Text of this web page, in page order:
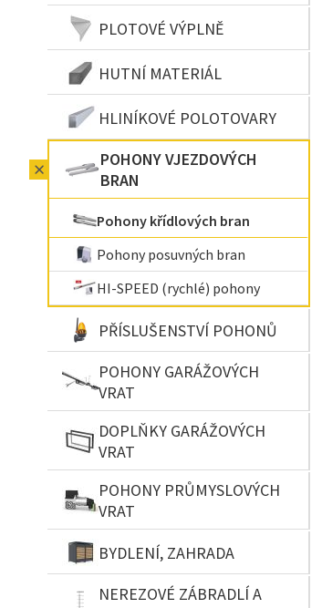
PLOTOVÉ VÝPLNĚ
HUTNÍ MATERIÁL
HLINÍKOVÉ POLOTOVARY
POHONY VJEZDOVÝCH
BRAN
Pohony křídlových bran
Pohony posuvných bran
HI-SPEED (rychlé) pohony
PŘÍSLUŠENSTVÍ POHONŮ
POHONY GARÁŽOVÝCH
VRAT
DOPLŇKY GARÁŽOVÝCH
VRAT
POHONY PRŮMYSLOVÝCH
VRAT
BYDLENÍ, ZAHRADA
NEREZOVÉ ZÁBRADLÍ A